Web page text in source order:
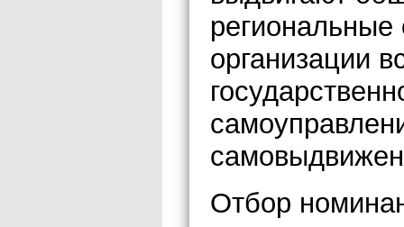
региональные
организации
Отбор